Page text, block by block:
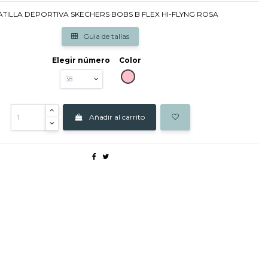
DEPORTIVA SKECHERS BOBS B FLEX HI-FLYNG ROSA
Guia de tallas
Elegir número
Color
ROSA
Añadir al carrito